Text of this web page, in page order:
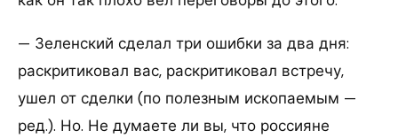
— Зеленский сделал три ошибки за два дня:
раскритиковал вас, раскритиковал встречу,
ушел от сделки (по полезным ископаемым —
ред.). Но. Не думаете ли вы, что россияне